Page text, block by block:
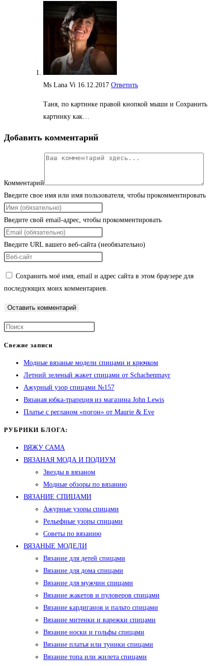
Ms Lana Vi 16.12.2017 Ответить
Таня, по картинке правой кнопкой мыши и Сохранить
картинку как…
Добавить комментарий
Комментарий
Введите свое имя или имя пользователя, чтобы прокомментировать
Введите свой email-адрес, чтобы прокомментировать
Введите URL вашего веб-сайта (необязательно)
Сохранить моё имя, email и адрес сайта в этом браузере для
последующих моих комментариев.
Свежие записи
Модные вязаные модели спицами и крючком
Летний зеленый жакет спицами от Schachenmayr
Ажурный узор спицами №157
Вязаная юбка-трапеция из магазина John Lewis
Платье с регланом «погон» от Maurie & Eve
РУБРИКИ БЛОГА:
ВЯЖУ САМА
ВЯЗАНАЯ МОДА И ПОДИУМ
Звезды в вязаном
Модные обзоры по вязанию
ВЯЗАНИЕ СПИЦАМИ
Ажурные узоры спицами
Рельефные узоры спицами
Советы по вязанию
ВЯЗАНЫЕ МОДЕЛИ
Вязание для детей спицами
Вязание для дома спицами
Вязание для мужчин спицами
Вязание жакетов и пуловеров спицами
Вязание кардиганов и пальто спицами
Вязание митенки и варежки спицами
Вязание носки и гольфы спицами
Вязание платья или туники спицами
Вязание топа или жилета спицами